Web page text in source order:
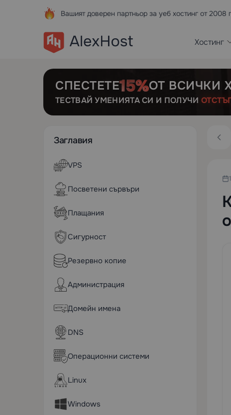
Вашият доверен партньор за уеб хостинг от 2008
Хостинг
СПЕСТЕТЕ ОТ ВСИЧКИ
ТЕСТВАЙ УМЕНИЯТА СИ И ПОЛУЧИ
Заглавия
VPS
Посветени сървъри
Плащания
Сигурност
Резервно копие
Администрация
Домейн имена
DNS
Операционни системи
Linux
Windows